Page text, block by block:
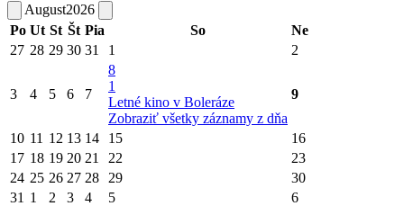
August2026
Po Ut St Št Pia So
Ne
27 28 29 30 31 1 2
3 4 5 6 7
8
1
Letné kino v Boleráze
Zobraziť všetky záznamy z dňa
9
10 11 12 13 14 15
16
17 18 19 20 21 22
23
24 25 26 27 28 29
30
31 1 2 3 4 5 6